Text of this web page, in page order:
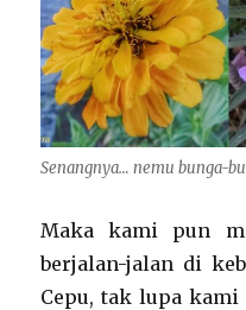
Senangnya… nemu bunga-
Maka kami pun
berjalan-jalan di
Cepu, tak lupa